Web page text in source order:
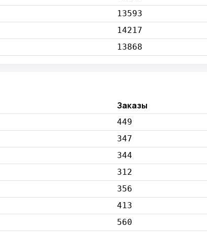
13593
14217
13868
Заказы
449
347
344
312
356
413
560